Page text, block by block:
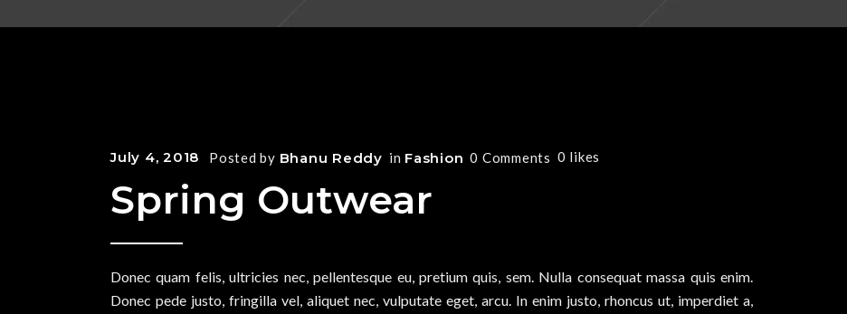
July 4, 2018 Posted by Bhanu Reddy in Fashion 0 Comments 0 likes
Spring Outwear
Donec quam felis, ultricies nec, pellentesque eu, pretium quis, sem. Nulla consequat massa quis enim.
Donec pede justo, fringilla vel, aliquet nec, vulputate eget, arcu. In enim justo, rhoncus ut, imperdiet a,